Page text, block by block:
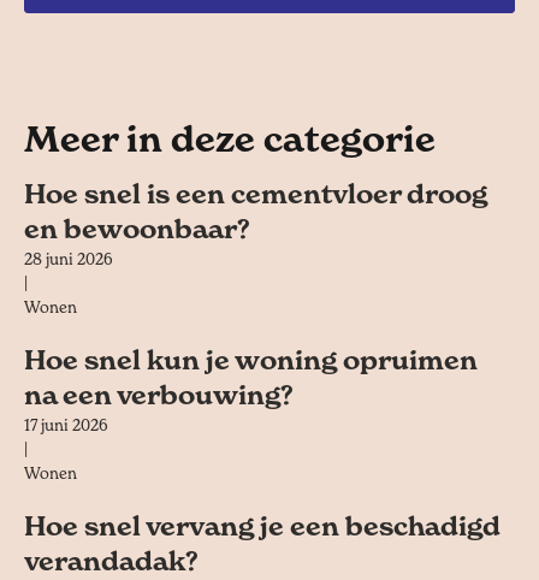
Meer in deze categorie
Hoe snel is een cementvloer droog
en bewoonbaar?
28 juni 2026
Wonen
Hoe snel kun je woning opruimen
na een verbouwing?
17 juni 2026
Wonen
Hoe snel vervang je een beschadigd
verandadak?